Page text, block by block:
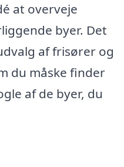
at overveje
byer. Det
af frisører og
du måske finder
af de byer, du